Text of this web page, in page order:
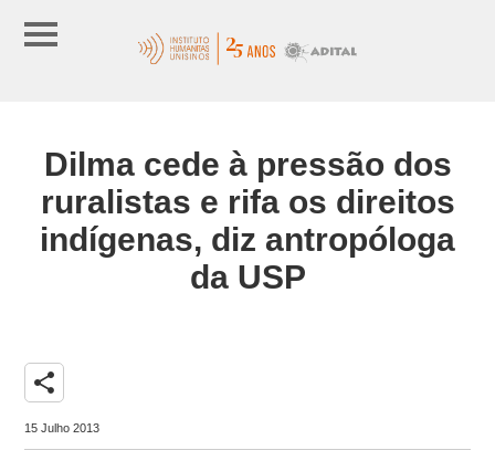
Dilma cede à pressão dos
ruralistas e rifa os direitos
indígenas, diz antropóloga
da USP
share
15 Julho 2013